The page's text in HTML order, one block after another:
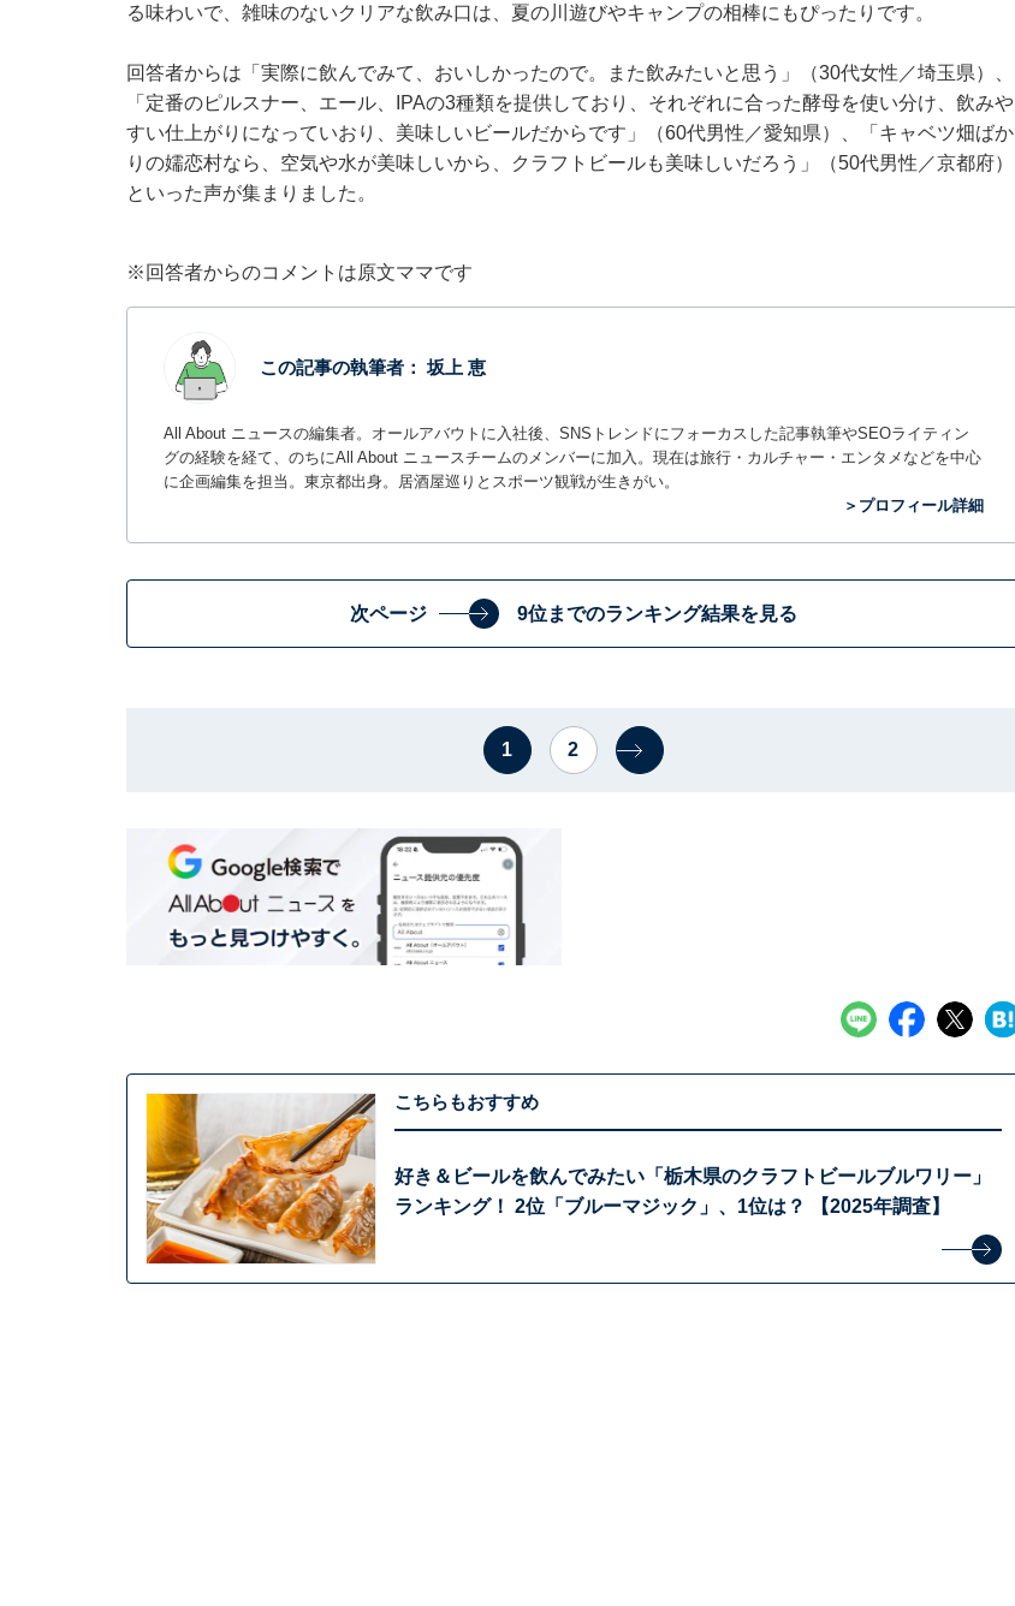
る味わいで、雑味のないクリアな飲み口は、夏の川遊びやキャンプの相棒にもぴったりです。
回答者からは「実際に飲んでみて、おいしかったので。また飲みたいと思う」（30代女性／埼玉県）、
「定番のピルスナー、エール、IPAの3種類を提供しており、それぞれに合った酵母を使い分け、飲みや
すい仕上がりになっていおり、美味しいビールだからです」（60代男性／愛知県）、「キャベツ畑ばか
りの嬬恋村なら、空気や水が美味しいから、クラフトビールも美味しいだろう」（50代男性／京都府）
といった声が集まりました。
※回答者からのコメントは原文ママです
この記事の執筆者： 坂上 恵
All About ニュースの編集者。オールアバウトに入社後、SNSトレンドにフォーカスした記事執筆やSEOライティン
グの経験を経て、のちにAll About ニュースチームのメンバーに加入。現在は旅行・カルチャー・エンタメなどを中心
に企画編集を担当。東京都出身。居酒屋巡りとスポーツ観戦が生きがい。
＞プロフィール詳細
次ページ 9位までのランキング結果を見る
1 2
こちらもおすすめ
好き＆ビールを飲んでみたい「栃木県のクラフトビールブルワリー」
ランキング！ 2位「ブルーマジック」、1位は？ 【2025年調査】